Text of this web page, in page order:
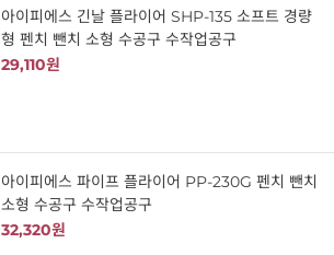
아이피에스 긴날 플라이어 SHP-135 소프트 경량
형 펜치 뺀치 소형 수공구 수작업공구
29,110원
아이피에스 파이프 플라이어 PP-230G 펜치 뺀치
소형 수공구 수작업공구
32,320원